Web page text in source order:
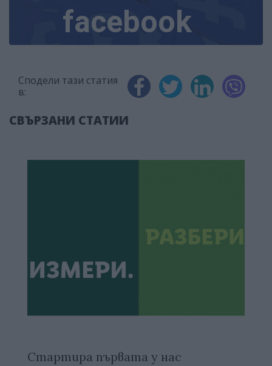
facebook
Сподели тази статия
в:
СВЪРЗАНИ СТАТИИ
Стартира първата у нас